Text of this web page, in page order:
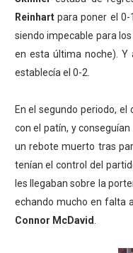
Reinhart para poner el
siendo impecable para
en esta última noche). Y
establecía el 0-2.
En el segundo periodo, el
con el patín, y
un rebote muerto tras
tenían el control del
les llegaban sobre la
echando mucho en falta
Connor McDavid